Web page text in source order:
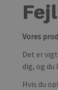
Vores
Det er
dig, og
Hvis du